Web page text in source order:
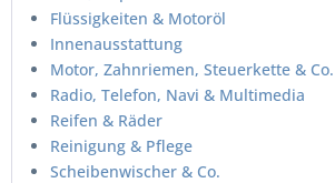
Flüssigkeiten & Motoröl
Innenausstattung
Motor, Zahnriemen, Steuerkette & Co.
Radio, Telefon, Navi & Multimedia
Reifen & Räder
Reinigung & Pflege
Scheibenwischer & Co.